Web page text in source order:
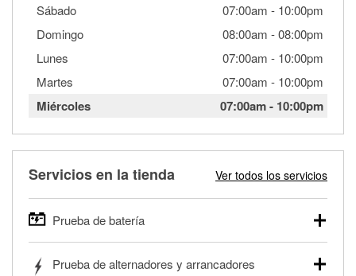
Sábado
07:00am - 10:00pm
Domingo
08:00am -08:00pm
Lunes
07:00am - 10:00pm
Martes
07:00am - 10:00pm
Miércoles 07:00am- 10:00pm
Servicios en la tienda Ver todos los servicios
Prueba de batería
autos, camionetas, SUVs, vehículos comerciales y
Prueba de alternadores y arrancadores